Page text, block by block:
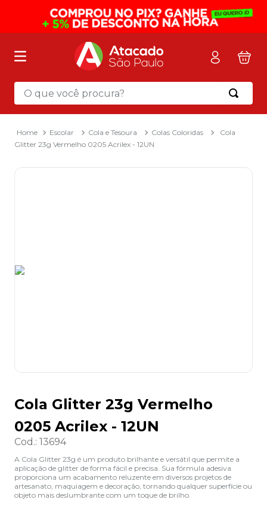
O que você procura?
Escolar Cola e Tesoura Colas Coloridas
Cola
Glitter 23g Vermelho 0205 Acrilex - 12UN
Cola Glitter 23g Vermelho
0205 Acrilex - 12UN
Cod.: 13694
A Cola Glitter 23g é um produto brilhante e versátil que permite a
aplicação de glitter de forma fácil e precisa. Sua fórmula adesiva
proporciona um acabamento reluzente em diversos projetos de
artesanato, maquiagem e decoração, tornando qualquer superfície ou
objeto mais deslumbrante com um toque de brilho.
Termos mais buscados
mochila
2º sacola
3º mala